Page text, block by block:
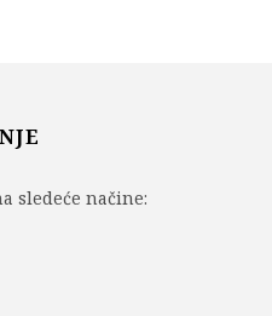
sledeće načine: